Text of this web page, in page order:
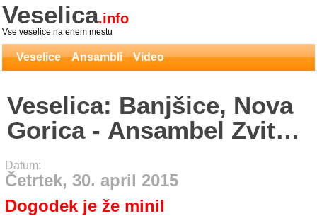
Veselica.info
Vse veselice na enem mestu
Veselice Ansambli Video
Veselica: Banjšice, Nova
Gorica - Ansambel Zvita
Feltna
Datum:
Četrtek, 30. april 2015
Dogodek je že minil